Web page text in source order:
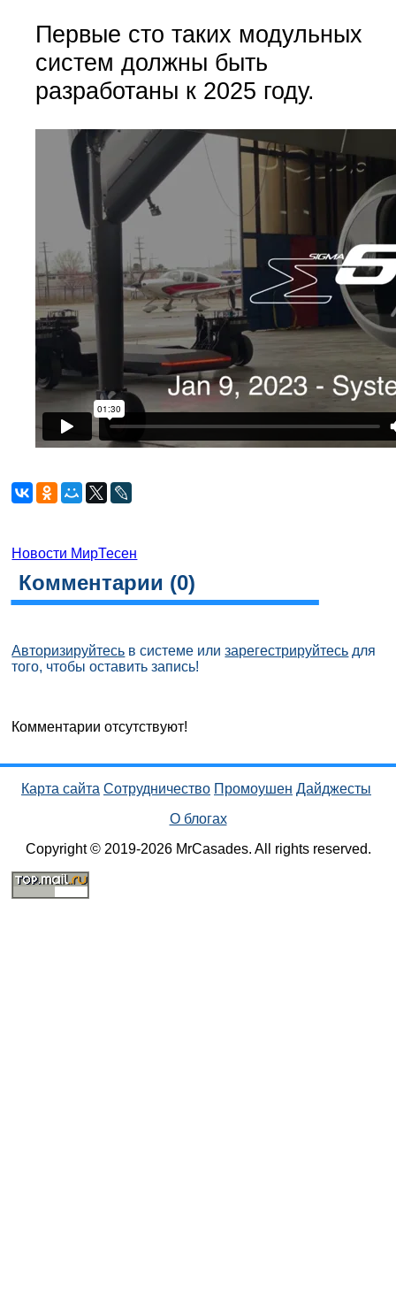
Первые сто таких модульных
систем должны быть
разработаны к 2025 году.
Новости МирТесен
Комментарии (0)
Авторизируйтесь в системе илизарегестрируйтесь для
того, чтобы оставить запись!
Комментарии отсутствуют!
Карта сайта Сотрудничество Промоушен Дайджесты
О блогах
Copyright © 2019-2026 MrCasades. All rights reserved.